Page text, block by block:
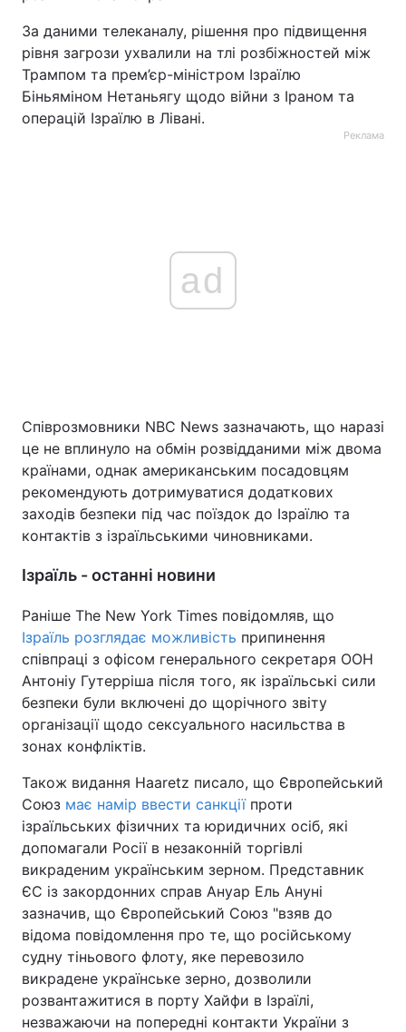
За даними телеканалу, рішення про підвищення
рівня загрози ухвалили на тлі розбіжностей між
Трампом та прем’єр-міністром Ізраїлю
Біньяміном Нетаньягу щодо війни з Іраном та
операцій Ізраїлю в Лівані.
Реклама
ad
Співрозмовники NBC News зазначають, що наразі
це не вплинуло на обмін розвідданими між двома
країнами, однак американським посадовцям
рекомендують дотримуватися додаткових
заходів безпеки під час поїздок до Ізраїлю та
контактів з ізраїльськими чиновниками.
Ізраїль - останні новини
Раніше The New York Times повідомляв, що
Ізраїль розглядає можливість припинення
співпраці з офісом генерального секретаря ООН
Антоніу Гутерріша після того, як ізраїльські сили
безпеки були включені до щорічного звіту
організації щодо сексуального насильства в
зонах конфліктів.
Також видання Haaretz писало, що Європейський
Союз має намір ввести санкціїпроти
ізраїльських фізичних та юридичних осіб, які
допомагали Росії в незаконній торгівлі
викраденим українським зерном. Представник
ЄС із закордонних справ Ануар Ель Ануні
зазначив, що Європейський Союз "взяв до
відома повідомлення про те, що російському
судну тіньового флоту, яке перевозило
викрадене українське зерно, дозволили
розвантажитися в порту Хайфи в Ізраїлі,
незважаючи на попередні контакти України з